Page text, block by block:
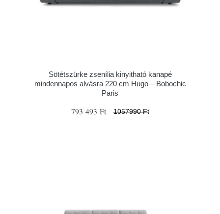
Sötétszürke zsenília kinyitható kanapé
mindennapos alvásra 220 cm Hugo – Bobochic
Paris
793 493 Ft 1057990 Ft